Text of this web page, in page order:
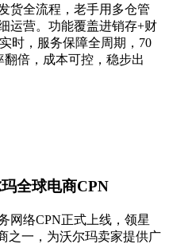
货全流程，老手用多仓管
运营。功能覆盖进销存+财
时，服务保障全周期，70
倍，成本可控，稳步出
全球电商CPN
网络CPN正式上线，领星
之一，为沃尔玛卖家提供广